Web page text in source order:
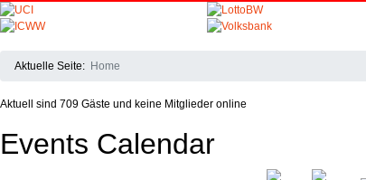
Aktuelle Seite: Home
Aktuell sind 709 Gäste und keine Mitglieder online
Events Calendar